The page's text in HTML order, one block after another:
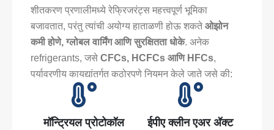
शीतकरण प्रणालीमध्ये रेफ्रिजरंट्स महत्त्वपूर्ण भूमिका
बजावतात, परंतु त्यांची अयोग्य हाताळणी होऊ शकते ओझोन
कमी होणे, ग्लोबल वार्मिंग आणि सुरक्षितता धोके. अनेक
refrigerants, जसे CFCs, HCFCs आणि HFCs,
पर्यावरणीय कायद्यांतर्गत कठोरपणे नियमन केले जाते जसे की:
मॉन्ट्रियल प्रोटोकॉल ईपीए क्लीन एअर अ‍ॅक्ट